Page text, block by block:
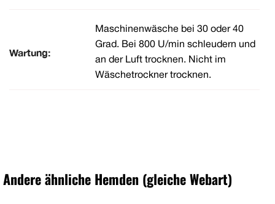
Wartung:
Maschinenwäsche bei 30 oder 40
Grad. Bei 800 U/min schleudern und
an der Luft trocknen. Nicht im
Wäschetrockner trocknen.
Andere ähnliche Hemden (gleiche Webart)